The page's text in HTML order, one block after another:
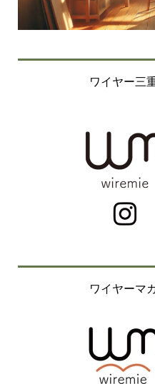
ワイヤー三
ワイヤーマ